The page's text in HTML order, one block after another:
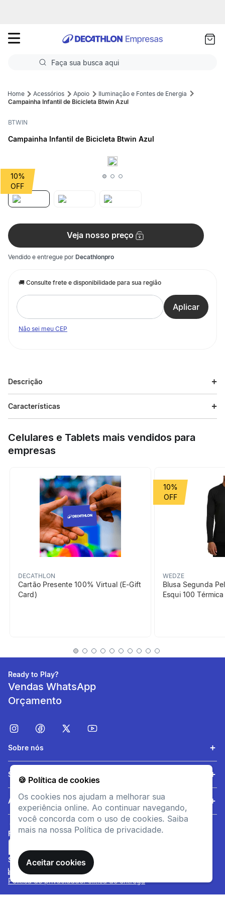
🍪 Política de cookies
Os cookies nos ajudam a melhorar sua
experiência online. Ao continuar navegando,
você concorda com o uso de cookies. Saiba
mais na nossa Política de privacidade.
Aceitar cookies
Faça sua busca aqui
4ºVolei
ºFutebol Campo
Acessórios Apoio
Iluminação e Fontes de Energia
Campainha Infantil de Bicicleta Btwin Azul
BTWIN
Campainha Infantil de Bicicleta Btwin Azul
10%
Veja nosso preço
Vendido e entregue por Decathlonpro
Não sei meu CEP
Descrição
Graças à luz giratória, a criança não passará despercebida!
segurança: ser vista e ouvida!
Características
Esporte
Grupo de Esporte Ciclismo
beneficiosDoProduto
bicicleta faz parte das
noções básicas de
Fácil de usar
Um só pressão lança 8
segundos de efeitos
luminosos e sonoros. Pilhas
Celulares e Tablets mais vendidos para
empresas
DECATHLON
Cartão Presente 100% Virtual (E-Gift
Card)
WEDZE
Blusa Segunda
Esqui 100
10%
Ready to Play?
Vendas WhatsApp
Orçamento
Sobre nós
Serviços
Ajuda
FORMAS DE PAGAMENTO
SITE SEGURO
Política de privacidadePolítica de entrega